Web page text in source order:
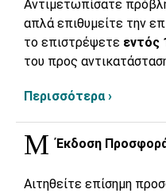
Αντιμετωπίσατε
απλά επιθυμείτε την
το επιστρέψετε εντός
του προς
Περισσότερα ›
Έκδοση
Αιτηθείτε επίσημη